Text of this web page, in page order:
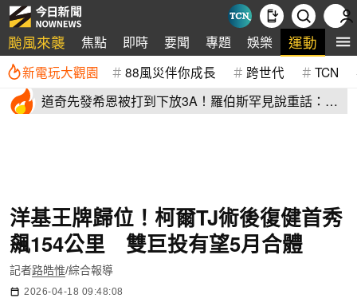
颱風來襲 焦點 即時 要聞 專題 娛樂 運動 全
新電玩大觀園 88風災伴你成長 跨世代 TCN
道奇先發希恩被打到下放3A！羅伯斯罕見說重話：他
洋基王牌歸位！柯爾TJ術後復健首秀
飆154公里 雙巨投有望5月合體
記者路皓惟/綜合報導
2026-04-18 09:48:08